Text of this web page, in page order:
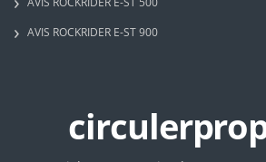
AVIS ROCKRIDER E-ST 900